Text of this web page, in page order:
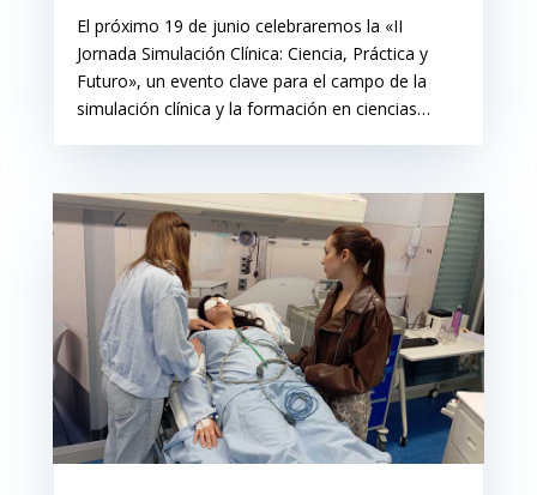
El próximo 19 de junio celebraremos la «II
Jornada Simulación Clínica: Ciencia, Práctica y
Futuro», un evento clave para el campo de la
simulación clínica y la formación en ciencias…